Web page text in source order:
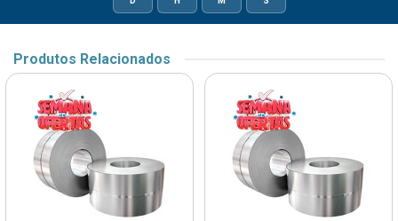
Produtos Relacionados